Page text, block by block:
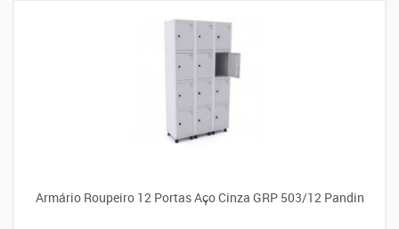
Armário Roupeiro 12 Portas Aço Cinza GRP 503/12 Pandin